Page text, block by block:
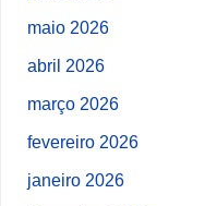
maio 2026
abril 2026
março 2026
fevereiro 2026
janeiro 2026